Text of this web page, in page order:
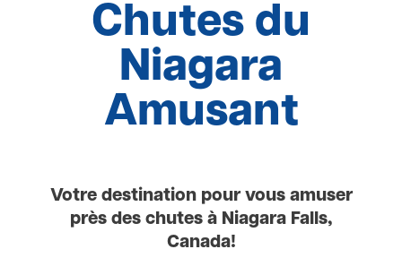
Chutes du
Niagara
Amusant
Votre destination pour vous amuser
près des chutes à Niagara Falls,
Canada!